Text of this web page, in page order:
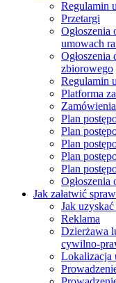
Regulamin
Przetargi
umowach
Ogłoszenia
zbiorowego
Regulamin
Platforma
Plan
Plan
Plan
Plan
Plan
Ogłoszenia
Jak załatwić
Jak
Reklama
Dzierżawa
cywilno-
Lokalizacja